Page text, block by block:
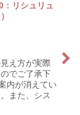
：リシュリュ
え方が実際
でご了承下
内が消えてい
また、シス